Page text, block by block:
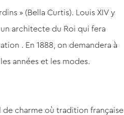
» (Bella Curtis). Louis XIV y
architecte du Roi qui fera
. En 1888, on demandera à
années et les modes.
charme où tradition française